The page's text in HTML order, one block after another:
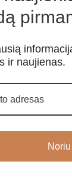
ir naujienas.
Noriu